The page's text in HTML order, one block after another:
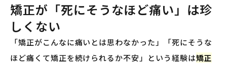
矯正が「死にそうなほど痛い」は珍
しくない
「矯正がこんなに痛いとは思わなかった」「死にそうな
ほど痛くて矯正を続けられるか不安」という経験は矯正